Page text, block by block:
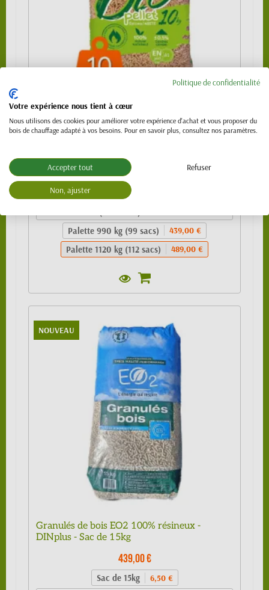
Granulés de bois 100% résineux- BIO PELLET
EnPlus A1 - SAC 10kg
Sac de 10kg
1/4 de palette (24 sacs)
1/2 palette 480kg (48 sacs) - SPECIAL
Palette 990 kg (99 sacs) 439,00 €
Palette 1120 kg (112 sacs) 489,00 €
NOUVEAU
Granulés de bois EO2 100% résineux -
DINplus - Sac de 15kg
439,00 €
Sac de 15kg 6,50 €
Politique de confidentialité
Votre expérience nous tient à cœur
Nous utilisons des cookies pour améliorer votre expérience d'achat et vous proposer du
bois de chauffage adapté à vos besoins. Pour en savoir plus, consultez nos paramètres.
Accepter tout Refuser
Non, ajuster